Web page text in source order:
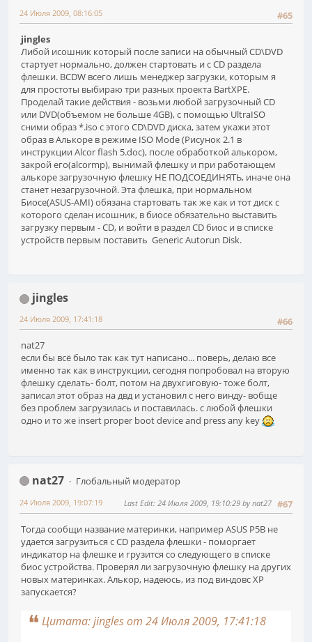
#65
24 Июля 2009, 08:16:05
jingles
Либой исошник который после записи на обычный CD\DVD
стартует нормально, должен стартовать и с CD раздела
флешки. BCDW всего лишь менеджер загрузки, которым я
для простоты выбираю три разных проекта BartXPE.
Проделай такие действия - возьми любой загрузочный CD
или DVD(объемом не больше 4GB), с помощью UltraISO
сними образ *.iso с этого CD\DVD диска, затем укажи этот
образ в Алькоре в режиме ISO Mode (Рисунок 2.1 в
инструкции Alcor flash 5.doc), после обработкой алькором,
закрой его(alcormp), вынимай флешку и при работающем
алькоре загрузочную флешку НЕ ПОДСОЕДИНЯТЬ, иначе она
станет незагрузочной. Эта флешка, при нормальном
Биосе(ASUS-AMI) обязана стартовать так же как и тот диск с
которого сделан исошник, в биосе обязательно выставить
загрузку первым - CD, и войти в раздел CD биос и в списке
устройств первым поставить Generic Autorun Disk.
jingles
#66
24 Июля 2009, 17:41:18
nat27
если бы всё было так как тут написано... поверь, делаю все
именно так как в инструкции, сегодня попробовал на вторую
флешку сделать- болт, потом на двухгиговую- тоже болт,
записал этот образ на двд и установил с него винду- вобще
без проблем загрузилась и поставилась. с любой флешки
одно и то же insert proper boot device and press any key
nat27
Глобальный модератор
#67
24 Июля 2009, 19:07:19 Last Edit: 24 Июля 2009, 19:10:29 by nat27
Тогда сообщи название материнки, например ASUS P5B не
удается загрузиться с CD раздела флешки - поморгает
индикатор на флешке и грузится со следующего в списке
биос устройства. Проверял ли загрузочную флешку на других
новых материнках. Алькор, надеюсь, из под виндовс XP
запускается?
Цитата: jingles от 24 Июля 2009, 17:41:18